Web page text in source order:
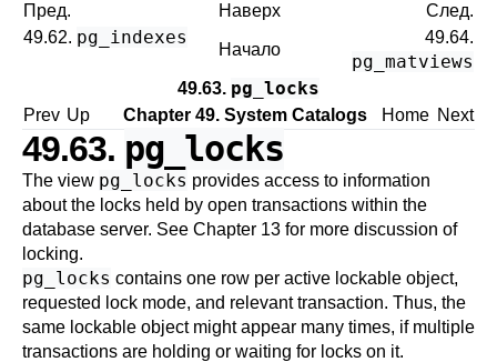
Пред.
Наверх
След.
49.62. pg_indexes
Начало
49.64.
pg_matviews
49.63. pg_locks
Prev Up Chapter 49. System Catalogs Home Next
49.63. pg_locks
The view pg_locks provides access to information
about the locks held by open transactions within the
database server. See Chapter 13 for more discussion of
locking.
pg_locks contains one row per active lockable object,
requested lock mode, and relevant transaction. Thus, the
same lockable object might appear many times, if multiple
transactions are holding or waiting for locks on it.